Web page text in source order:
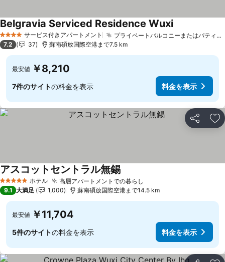
4 ホテルのランクサービス付きアパートメント プライベートバルコニーまたはパティオへのアクセス
Belgravia Serviced Residence Wuxi
7.2 37 蘇南碩放国際空港まで7.5 km
最安値 ￥8,210
7件のサイトの料金を表示 料金を表示
シェア お
5 ホテルのランク
ホテル 高層アパートメントでの暮らし
アスコットセントラル無錫
9.1 大満足 1,000 蘇南碩放国際空港まで14.5 km
最安値 ￥11,704
5件のサイトの料金を表示 料金を表示